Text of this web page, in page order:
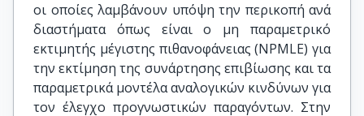
οι οποίες λαμβάνουν υπόψη την περικοπή ανά
διαστήματα όπως είναι ο μη παραμετρικό
εκτιμητής μέγιστης πιθανοφάνειας (NPMLE) για
την εκτίμηση της συνάρτησης επιβίωσης και τα
παραμετρικά μοντέλα αναλογικών κινδύνων για
τον έλεγχο προγνωστικών παραγόντων. Στην